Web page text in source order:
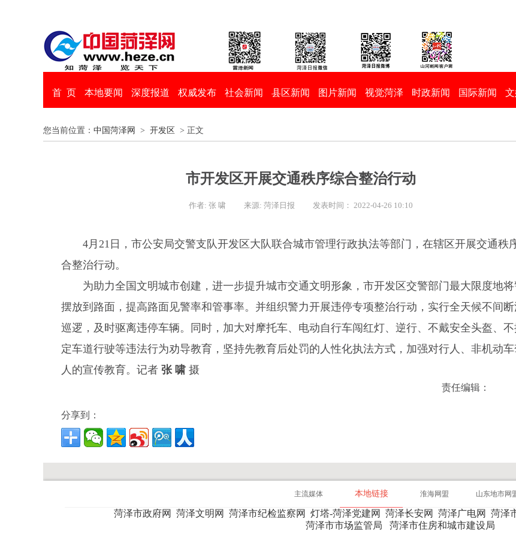
首 页 本地要闻 深度报道 权威发布 社会新闻 县区新闻 图片新闻 视觉菏泽 时政新闻 国际新闻
您当前位置： 中国菏泽网 > 开发区 > 正文
市开发区开展交通秩序综合整治行动
作者: 张 啸 来源: 菏泽日报 发表时间： 2022-04-26 10:10
4月21日，市公安局交警支队开发区大队联合城市管理行政执法等部门，在辖区开展交通秩
合整治行动。
为助力全国文明城市创建，进一步提升城市交通文明形象，市开发区交警部门最大限度地将
摆放到路面，提高路面见警率和管事率。并组织警力开展违停专项整治行动，实行全天候不间断
巡逻，及时驱离违停车辆。同时，加大对摩托车、电动自行车闯红灯、逆行、不戴安全头盔、
定车道行驶等违法行为劝导教育，坚持先教育后处罚的人性化执法方式，加强对行人、非机动车
人的宣传教育。记者 张 啸 摄
责任编辑：
分享到：
主流媒体 本地链接 淮海网盟 山东地市网
菏泽市政府网 菏泽文明网 菏泽市纪检监察网 灯塔-菏泽党建网 菏泽长安网 菏泽广电网 菏泽
菏泽市市场监管局
菏泽市住房和城市建设局